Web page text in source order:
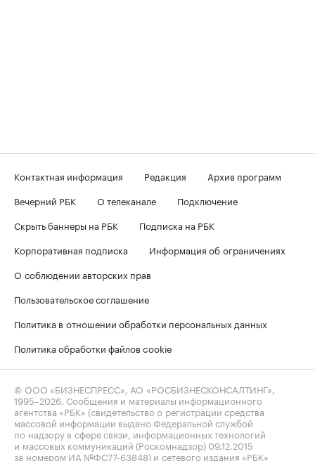
Контактная информация Редакция
Архив программ
Вечерний РБК
О телеканале
Подключение
Скрыть баннеры на РБК
Подписка на РБК
Корпоративная подписка
Информация об ограничениях
О соблюдении авторских прав
Пользовательское соглашение
Политика в отношении обработки персональных данных
Политика обработки файлов cookie
© ООО «БИЗНЕСПРЕСС», АО «РОСБИЗНЕСКОНСАЛТИНГ»,
1995–2026 . Сообщения и материалы информационного
агентства «РБК» (свидетельство о регистрации средства
массовой информации выдано Федеральной службой
по надзору в сфере связи, информационных технологий
и массовых коммуникаций (Роскомнадзор) 09.12.2015
за номером ИА №ФС77-63848) и сетевого издания «РБК»